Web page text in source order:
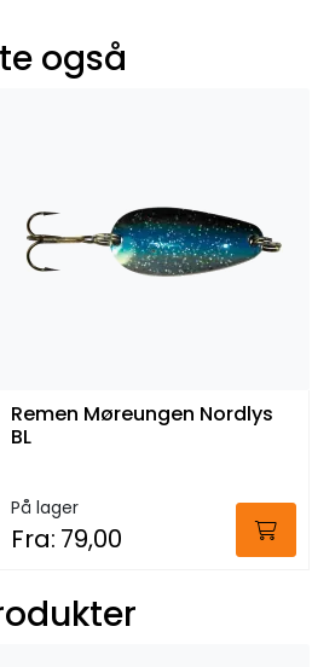
også
Remen Møreungen Nordlys
BL
På lager
Fra: 79,00